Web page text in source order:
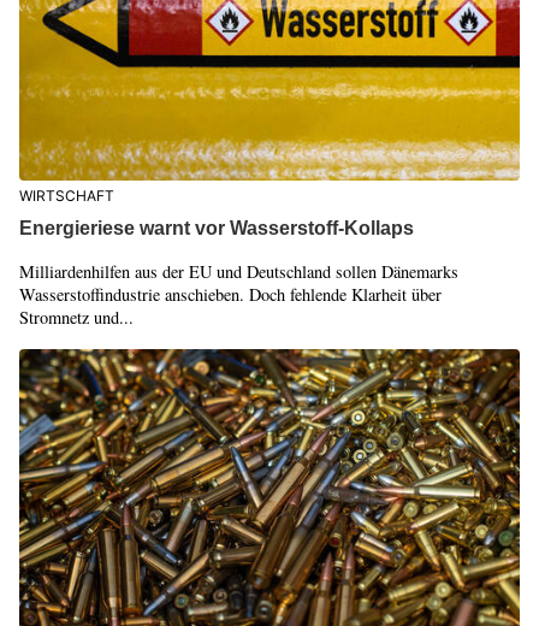
WIRTSCHAFT
Energieriese warnt vor Wasserstoff-Kollaps
Milliardenhilfen aus der EU und Deutschland sollen Dänemarks
Wasserstoffindustrie anschieben. Doch fehlende Klarheit über
Stromnetz und...